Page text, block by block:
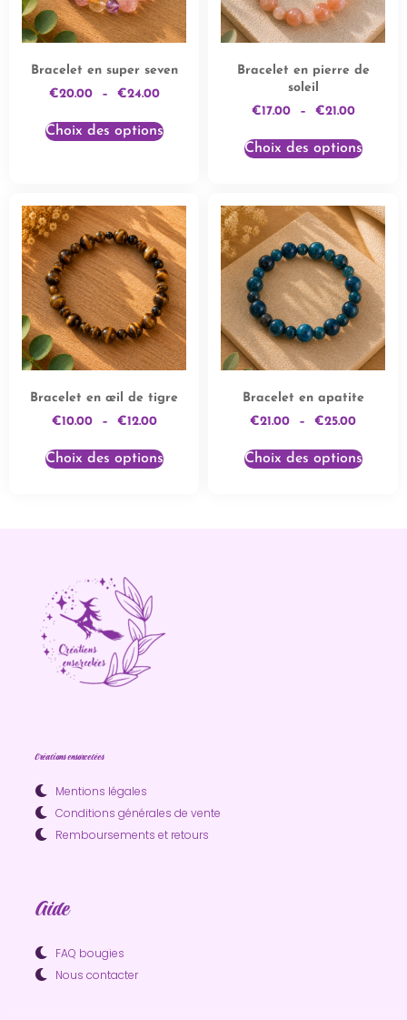
Bracelet en super seven
€20.00 – €24.00
Choix des options
Bracelet en pierre de
soleil
€17.00 – €21.00
Choix des options
Bracelet en œil de tigre
€10.00 – €12.00
Choix des options
Bracelet en apatite
€21.00 – €25.00
Choix des options
Créations ensorcelées
Mentions légales
Conditions générales de vente
Remboursements et retours
Aide
FAQ bougies
Nous contacter